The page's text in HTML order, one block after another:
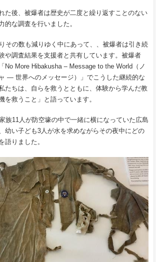
た後、被爆者は歴史が二度と繰り返すことのない
的な調査を行いました。
その数も減りゆく中にあって、、被爆者は引き続
や調査結果を支援者と共有しています。被爆者
No More Hibakusha – Message to the World（ノ
― 世界へのメッセージ）」でこうした継続的な
たちは、自らを救うとともに、体験から学んだ教
を救うこと」と語っています。
族11人が防空壕の中で一緒に横になっていた広島
幼い子ども3人が水を求めながらその夜中にどの
語りました。